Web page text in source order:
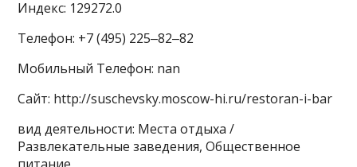
Индекс: 129272.0
Телефон: +7 (495) 225‒82‒82
Мобильный Телефон: nan
Сайт: http://suschevsky.moscow-hi.ru/restoran-i-bar
вид деятельности: Места отдыха /
Развлекательные заведения, Общественное